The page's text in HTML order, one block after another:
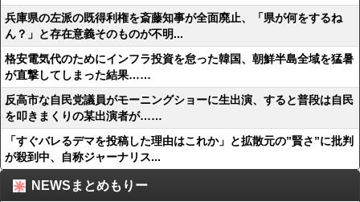
兵庫県の左派の既得利権を斎藤知事が全面廃止、「県が何をするね
ん？」と存在意義そのものが不明...
格安電気代のためにインフラ投資を怠った韓国、朝鮮半島全域を猛暑
が直撃してしまった結果……
反高市な自民党議員がモーニングショーに生出演、すると普段は自民
を叩きまくりの某出演者が……
「すぐバレるデマを投稿した理由はこれか」と拡散元の”賢さ”に批判
が殺到中、自称ジャーナリス...
NEWSまとめもりー